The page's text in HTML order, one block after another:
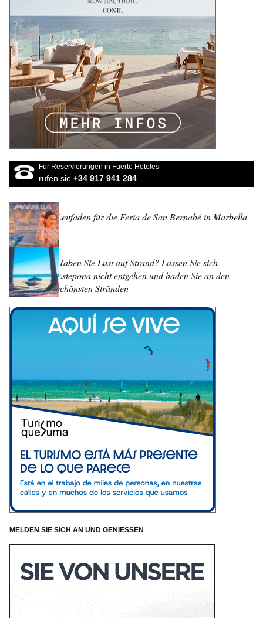
Für Reservierungen in Fuerte Hoteles
rufen sie +34 917 941 284
Leitfaden für die Feria de San Bernabé in Marbella
Haben Sie Lust auf Strand? Lassen Sie sich
Estepona nicht entgehen und baden Sie an den
schönsten Stränden
MELDEN SIE SICH AN UND GENIESSEN